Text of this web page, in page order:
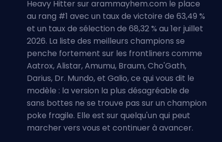
Heavy Hitter sur arammayhem.com le place
au rang #1 avec un taux de victoire de 63,49 %
et un taux de sélection de 68,32 % au 1er juillet
2026. La liste des meilleurs champions se
penche fortement sur les frontliners comme
Aatrox, Alistar, Amumu, Braum, Cho'Gath,
Darius, Dr. Mundo, et Galio, ce qui vous dit le
modèle : la version la plus désagréable de
sans bottes ne se trouve pas sur un champion
poke fragile. Elle est sur quelqu'un qui peut
marcher vers vous et continuer à avancer.